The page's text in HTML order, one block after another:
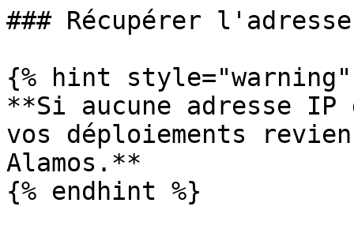
### Récupérer
{% hint style="warning"
**Si aucune adresse
vos déploiements
Alamos.**
{% endhint %}